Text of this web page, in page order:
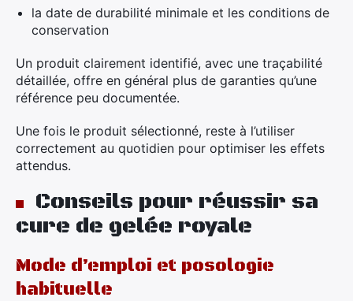
la date de durabilité minimale et les conditions de
conservation
Un produit clairement identifié, avec une traçabilité
détaillée, offre en général plus de garanties qu’une
référence peu documentée.
Une fois le produit sélectionné, reste à l’utiliser
correctement au quotidien pour optimiser les effets
attendus.
Conseils pour réussir sa
cure de gelée royale
Mode d’emploi et posologie
habituelle